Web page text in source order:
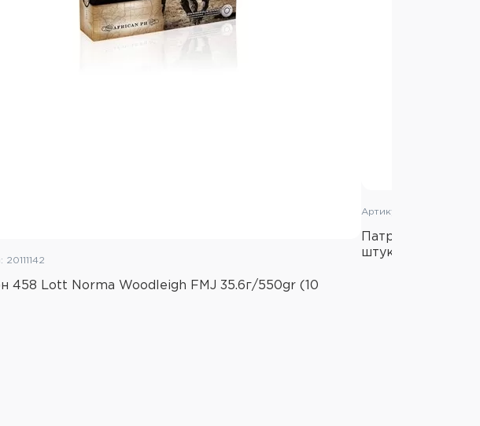
20111142
458 Lott Norma Woodleigh FMJ 35.6г/550gr (10
Артикул: 20174692
Патрон 300
штук)